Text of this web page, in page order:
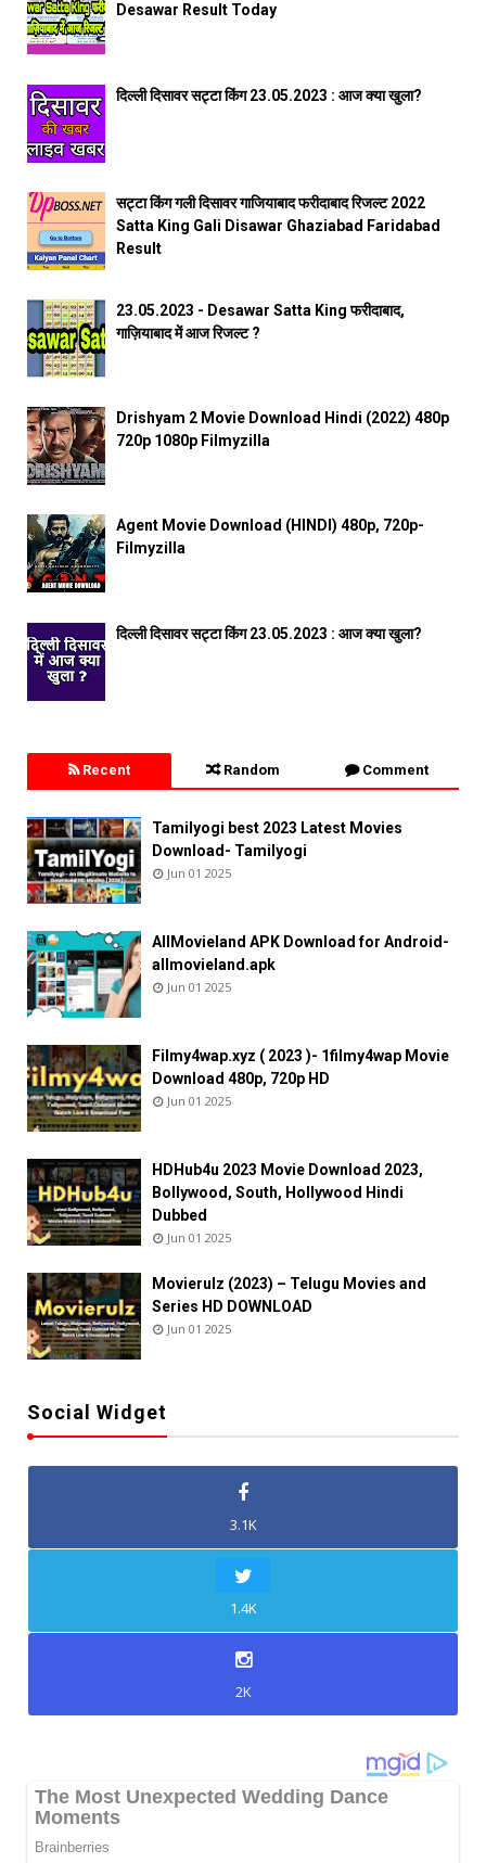
Desawar Result Today
दिल्ली दिसावर सट्टा किंग 23.05.2023 : आज क्या खुला?
सट्टा किंग गली दिसावर गाजियाबाद फरीदाबाद रिजल्ट 2022
Satta King Gali Disawar Ghaziabad Faridabad
Result
23.05.2023 - Desawar Satta King फरीदाबाद,
गाज़ियाबाद में आज रिजल्ट ?
Drishyam 2 Movie Download Hindi (2022) 480p
720p 1080p Filmyzilla
Agent Movie Download (HINDI) 480p, 720p-
Filmyzilla
दिल्ली दिसावर सट्टा किंग 23.05.2023 : आज क्या खुला?
Recent Random Comment
Tamilyogi best 2023 Latest Movies
Download- Tamilyogi
Jun 01 2025
AllMovieland APK Download for Android-
allmovieland.apk
Jun 01 2025
Filmy4wap.xyz ( 2023 )- 1filmy4wap Movie
Download 480p, 720p HD
Jun 01 2025
HDHub4u 2023 Movie Download 2023,
Bollywood, South, Hollywood Hindi
Dubbed
Jun 01 2025
Movierulz (2023) – Telugu Movies and
Series HD DOWNLOAD
Jun 01 2025
Social Widget
3.1K
1.4K
2K